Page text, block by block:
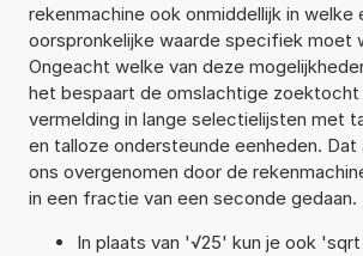
rekenmachine ook onmiddellijk in welke
oorspronkelijke waarde specifiek moet
Ongeacht welke van deze
het bespaart de omslachtige zoektocht
vermelding in lange selectielijsten met
en talloze ondersteunde eenheden.
ons overgenomen door de
in een fractie van een seconde gedaan.
In plaats van '√25' kun je ook